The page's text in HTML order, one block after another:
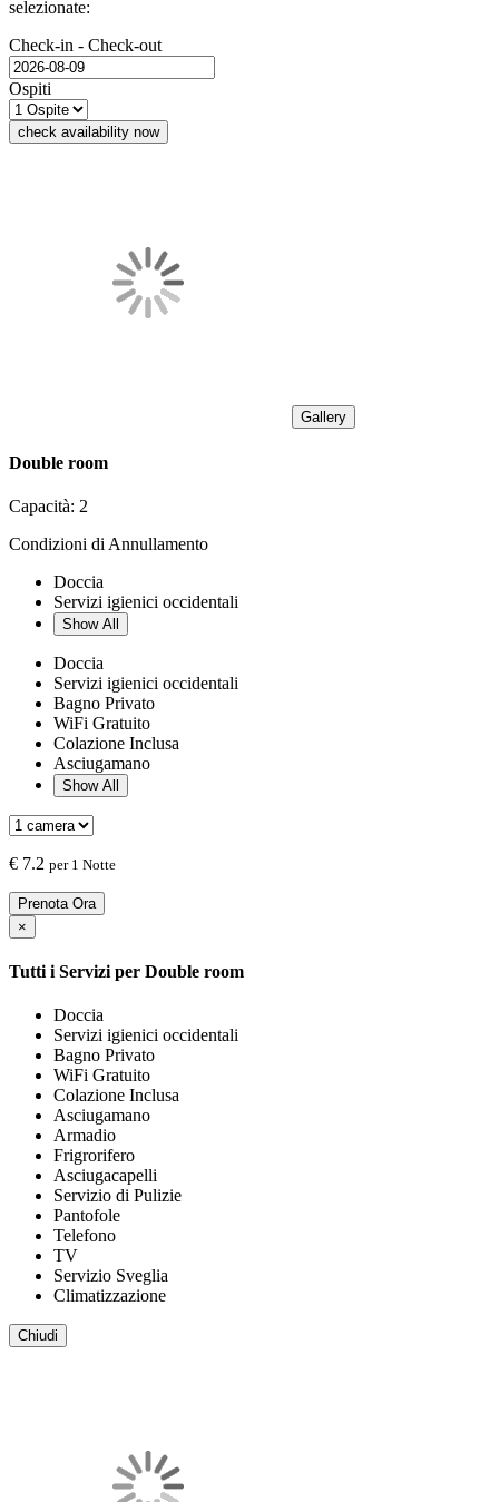
selezionate:
Check-in - Check-out
Ospiti
check availability now
Gallery
Double room
Capacità: 2
Condizioni di Annullamento
Doccia
Servizi igienici occidentali
Show All
Doccia
Servizi igienici occidentali
Bagno Privato
WiFi Gratuito
Colazione Inclusa
Asciugamano
Show All
€ 7.2 per 1 Notte
Prenota Ora
×
Tutti i Servizi per Double room
Doccia
Servizi igienici occidentali
Bagno Privato
WiFi Gratuito
Colazione Inclusa
Asciugamano
Armadio
Frigrorifero
Asciugacapelli
Servizio di Pulizie
Pantofole
Telefono
TV
Servizio Sveglia
Climatizzazione
Chiudi